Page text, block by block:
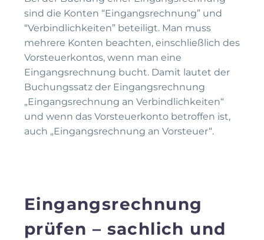
sind die Konten “Eingangsrechnung” und
“Verbindlichkeiten” beteiligt. Man muss
mehrere Konten beachten, einschließlich des
Vorsteuerkontos, wenn man eine
Eingangsrechnung bucht. Damit lautet der
Buchungssatz der Eingangsrechnung
„Eingangsrechnung an Verbindlichkeiten“
und wenn das Vorsteuerkonto betroffen ist,
auch „Eingangsrechnung an Vorsteuer“.
Eingangsrechnung
prüfen – sachlich und